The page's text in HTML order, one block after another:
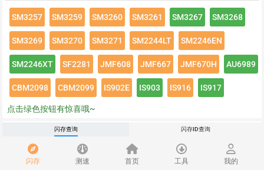
闪存 测速 首页 工具 我的
SM3257 SM3259 SM3260 SM3261 SM3267 SM3268
SM3269 SM3270 SM3271 SM2244LT SM2246EN
SM2246XT SF2281 JMF608 JMF667 JMF670H AU6989
CBM2098 CBM2099 IS902E IS903 IS916 IS917
点击绿色按钮有惊喜哦~
请登录查看该闪存速度详情
闪存查询 闪存ID查询